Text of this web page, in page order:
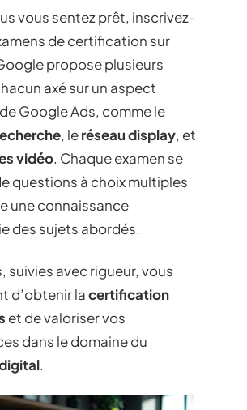
vous sentez prêt, inscrivez-
de certification sur
propose plusieurs
axé sur un aspect
Google Ads, comme le
, leréseau display, et
vidéo. Chaque examen se
questions à choix multiples
une connaissance
des sujets abordés.
suivies avec rigueur, vous
d’obtenir lacertification
et de valoriser vos
dans le domaine du
.